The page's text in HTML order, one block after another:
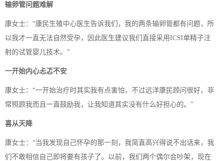
输卵管问题难解
康女士：“康民生殖中心医生告诉我们，我的两条输卵管都有问题，所
以我才一直无法自然受孕，因此医生建议我们直接采用ICSI单精子注
射的试管婴儿技术。”
一开始内心忐忑不安
康女士：“一开始治疗时其实我有点害怕，不过远洋康民顾问很好，非
常照顾我而且一直鼓励我，让我知道其实没有什么好担心的。”
喜从天降
康女士：“当我发现自己怀孕的那一刻，我简直高兴得说不出话来，我
们不敢相信自己即将要有孩子了。以前，我们两个偶尔会吵架，现在